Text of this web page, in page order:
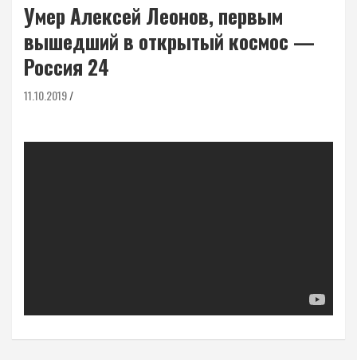
Умер Алексей Леонов, первым
вышедший в открытый космос —
Россия 24
11.10.2019